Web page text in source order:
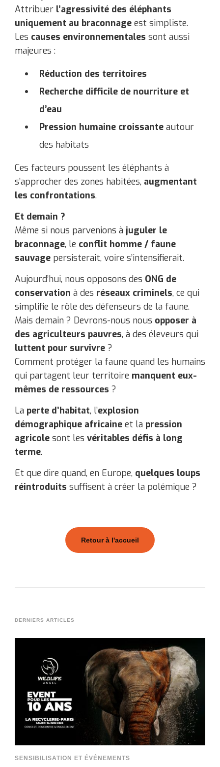
Attribuer l’agressivité des éléphants
uniquement au braconnage est simpliste.
Les causes environnementales sont aussi
majeures :
Réduction des territoires
Recherche difficile de nourriture et
d’eau
Pression humaine croissante autour
des habitats
Ces facteurs poussent les éléphants à
s’approcher des zones habitées, augmentant
les confrontations.
Et demain ?
Même si nous parvenions à juguler le
braconnage, le conflit homme / faune
sauvage persisterait, voire s’intensifierait.
Aujourd’hui, nous opposons des ONG de
conservation à des réseaux criminels, ce qui
simplifie le rôle des défenseurs de la faune.
Mais demain ? Devrons-nous nous opposer à
des agriculteurs pauvres, à des éleveurs qui
luttent pour survivre ?
Comment protéger la faune quand les humains
qui partagent leur territoire manquent eux-
mêmes de ressources ?
La perte d’habitat, l’explosion
démographique africaine et la pression
agricole sont les véritables défis à long
terme.
Et que dire quand, en Europe, quelques loups
réintroduits suffisent à créer la polémique ?
Retour à l'accueil
DERNIERS ARTICLES
SENSIBILISATION ET ÉVÉNEMENTS